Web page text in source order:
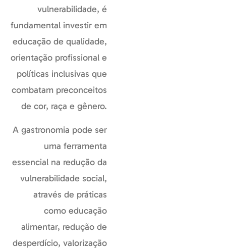
vulnerabilidade, é
fundamental investir em
educação de qualidade,
orientação profissional e
políticas inclusivas que
combatam preconceitos
de cor, raça e gênero.
A gastronomia pode ser
uma ferramenta
essencial na redução da
vulnerabilidade social,
através de práticas
como educação
alimentar, redução de
desperdício, valorização